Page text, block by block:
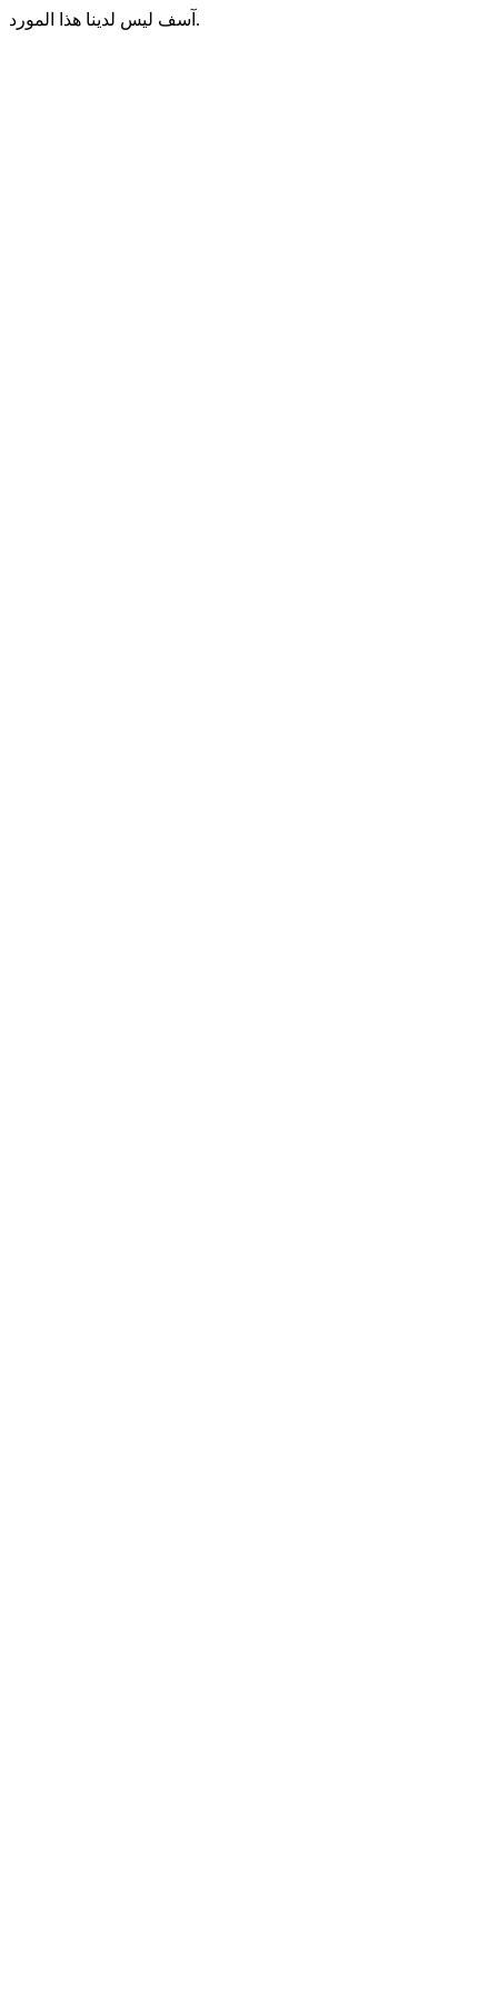
آسف ليس لدينا هذا المورد.